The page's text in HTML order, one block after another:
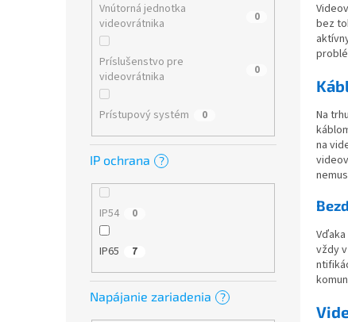
Vnútorná jednotka
videovrátnika
0
Príslušenstvo pre
videovrátnika
0
Prístupový systém 0
IP ochrana ?
IP54 0
IP65 7
Napájanie zariadenia ?
bez
Na
na
vždy